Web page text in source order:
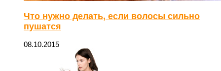
Что нужно делать, если волосы сильно
пушатся
08.10.2015